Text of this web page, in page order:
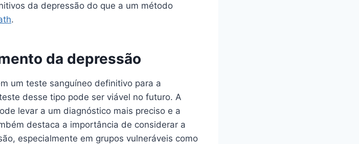
da depressão do que a um método
.
da depressão
um teste sanguíneo definitivo para a
desse tipo pode ser viável no futuro. A
levar a um diagnóstico mais preciso e a
destaca a importância de considerar a
especialmente em grupos vulneráveis como